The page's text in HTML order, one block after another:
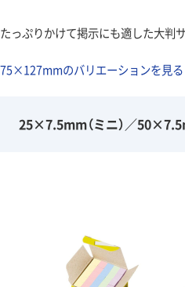
たっぷりかけて掲示にも適した大判サ
75×127mmのバリエーションを見る
25×7.5mm（ミニ）／